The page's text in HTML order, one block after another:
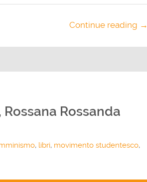
Continue reading →
Rossana Rossanda
, libri, movimento studentesco,